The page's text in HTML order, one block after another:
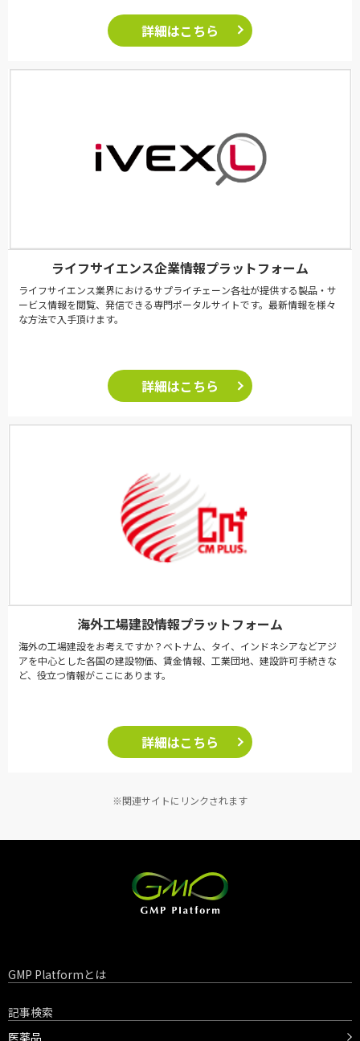
詳細はこちら
ライフサイエンス企業情報プラットフォーム
ライフサイエンス業界におけるサプライチェーン各社が提供する製品・サ
ービス情報を閲覧、発信できる専門ポータルサイトです。最新情報を様々
な方法で入手頂けます。
詳細はこちら
海外工場建設情報プラットフォーム
海外の工場建設をお考えですか？ベトナム、タイ、インドネシアなどアジ
アを中心とした各国の建設物価、賃金情報、工業団地、建設許可手続きな
ど、役立つ情報がここにあります。
詳細はこちら
※関連サイトにリンクされます
GMP Platformとは
記事検索
医薬品